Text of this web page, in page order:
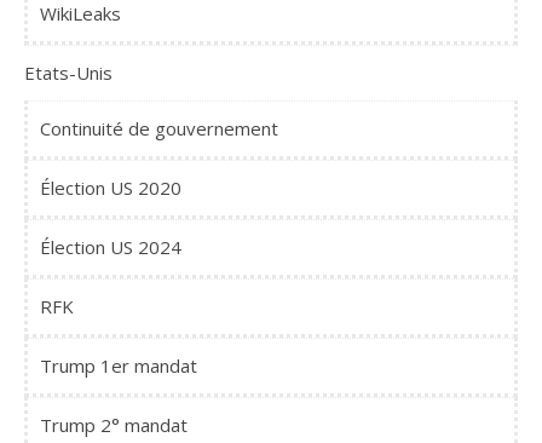
WikiLeaks
Etats-Unis
Continuité de gouvernement
Élection US 2020
Élection US 2024
RFK
Trump 1er mandat
Trump 2° mandat